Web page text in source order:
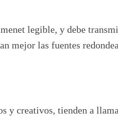
legible, y debe
mejor las fuentes
y creativos, tienden a